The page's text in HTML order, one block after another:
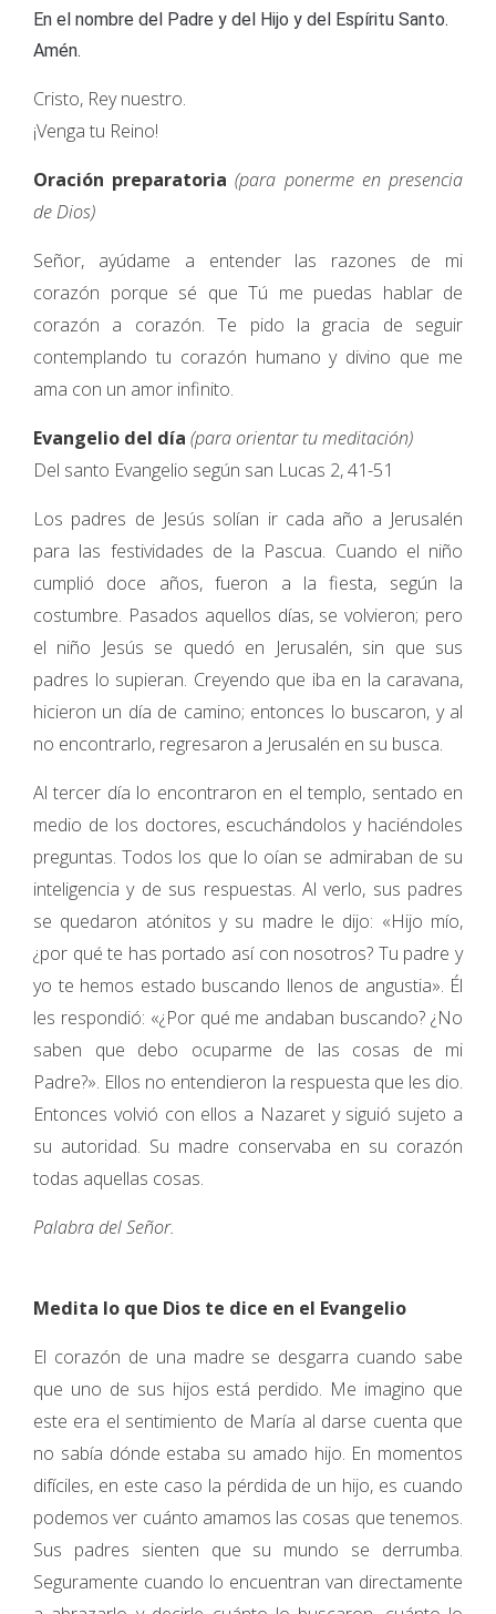
En el nombre del Padre y del Hijo y del Espíritu Santo.
Amén.
Cristo, Rey nuestro.
¡Venga tu Reino!
Oración preparatoria (para ponerme en presencia
de Dios)
Señor, ayúdame a entender las razones de mi
corazón porque sé que Tú me puedas hablar de
corazón a corazón. Te pido la gracia de seguir
contemplando tu corazón humano y divino que me
ama con un amor infinito.
Evangelio del día (para orientar tu meditación)
Del santo Evangelio según san Lucas 2, 41-51
Los padres de Jesús solían ir cada año a Jerusalén
para las festividades de la Pascua. Cuando el niño
cumplió doce años, fueron a la fiesta, según la
costumbre. Pasados aquellos días, se volvieron; pero
el niño Jesús se quedó en Jerusalén, sin que sus
padres lo supieran. Creyendo que iba en la caravana,
hicieron un día de camino; entonces lo buscaron, y al
no encontrarlo, regresaron a Jerusalén en su busca.
Al tercer día lo encontraron en el templo, sentado en
medio de los doctores, escuchándolos y haciéndoles
preguntas. Todos los que lo oían se admiraban de su
inteligencia y de sus respuestas. Al verlo, sus padres
se quedaron atónitos y su madre le dijo: «Hijo mío,
¿por qué te has portado así con nosotros? Tu padre y
yo te hemos estado buscando llenos de angustia». Él
les respondió: «¿Por qué me andaban buscando? ¿No
saben que debo ocuparme de las cosas de mi
Padre?». Ellos no entendieron la respuesta que les dio.
Entonces volvió con ellos a Nazaret y siguió sujeto a
su autoridad. Su madre conservaba en su corazón
todas aquellas cosas.
Palabra del Señor.
Medita lo que Dios te dice en el Evangelio
El corazón de una madre se desgarra cuando sabe
que uno de sus hijos está perdido. Me imagino que
este era el sentimiento de María al darse cuenta que
no sabía dónde estaba su amado hijo. En momentos
difíciles, en este caso la pérdida de un hijo, es cuando
podemos ver cuánto amamos las cosas que tenemos.
Sus padres sienten que su mundo se derrumba.
Seguramente cuando lo encuentran van directamente